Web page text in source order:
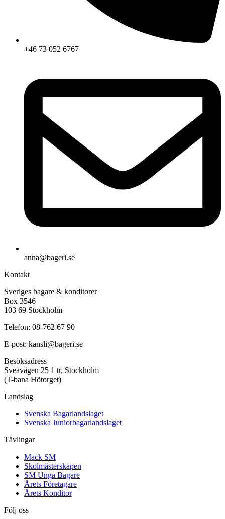
+46 73 052 6767
anna@bageri.se
Kontakt
Sveriges bagare & konditorer
Box 3546
103 69 Stockholm
Telefon: 08-762 67 90
E-post: kansli@bageri.se
Besöksadress
Sveavägen 25 1 tr, Stockholm
(T-bana Hötorget)
Landslag
Svenska Bagarlandslaget
Svenska Juniorbagarlandslaget
Tävlingar
Mack SM
Skolmästerskapen
SM Unga Bagare
Årets Företagare
Årets Konditor
Följ oss